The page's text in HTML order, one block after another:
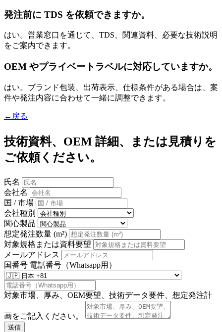
発注前に TDS を依頼できますか。
はい。営業窓口を通じて、TDS、関連資料、必要な技術説明
をご案内できます。
OEM やプライベートラベルに対応していますか。
はい。ブランド包装、出荷表示、仕様条件がある場合は、案
件や発注内容に合わせて一緒に調整できます。
←戻る
技術資料、OEM 詳細、または見積りを
ご依頼ください。
氏名
会社名
国 / 市場
会社種別
関心製品
想定発注数量 (m²)
対象規格または資料要望
メールアドレス
国番号 電話番号（Whatsapp用）
対象市場、厚み、OEM要望、技術データ要件、想定発注計
画をご記入ください。
送信